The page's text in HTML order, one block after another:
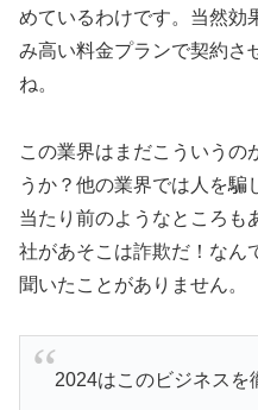
めているわけです。当然効
み高い料金プランで契約さ
ね。
この業界はまだこういうの
うか？他の業界では人を騙
当たり前のようなところも
社があそこは詐欺だ！なん
聞いたことがありません。
2024はこのビジネスを